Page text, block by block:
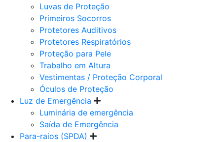
Luvas de Proteção
Primeiros Socorros
Protetores Auditivos
Protetores Respiratórios
Proteção para Pele
Trabalho em Altura
Vestimentas / Proteção Corporal
Óculos de Proteção
Luz de Emergência
Luminária de emergência
Saída de Emergência
Para-raios (SPDA)